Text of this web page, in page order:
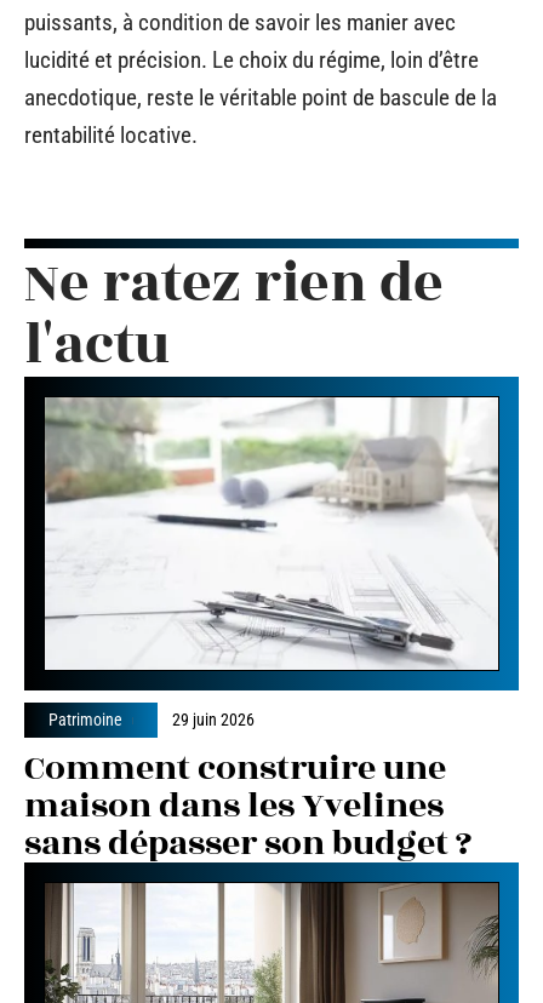
puissants, à condition de savoir les manier avec
lucidité et précision. Le choix du régime, loin d’être
anecdotique, reste le véritable point de bascule de la
rentabilité locative.
Ne ratez rien de
l'actu
Patrimoine 29 juin 2026
Comment construire une
maison dans les Yvelines
sans dépasser son budget ?